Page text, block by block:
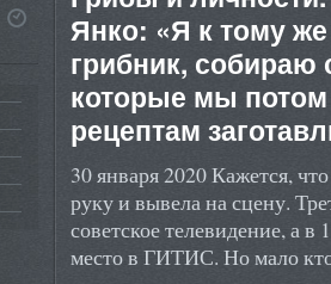
Янко: «Я к тому
грибник,
которые мы
рецептам
30 января 2020 Кажется,
руку и вывела на сцену.
советское телевидение, а
место в ГИТИС. Но мало